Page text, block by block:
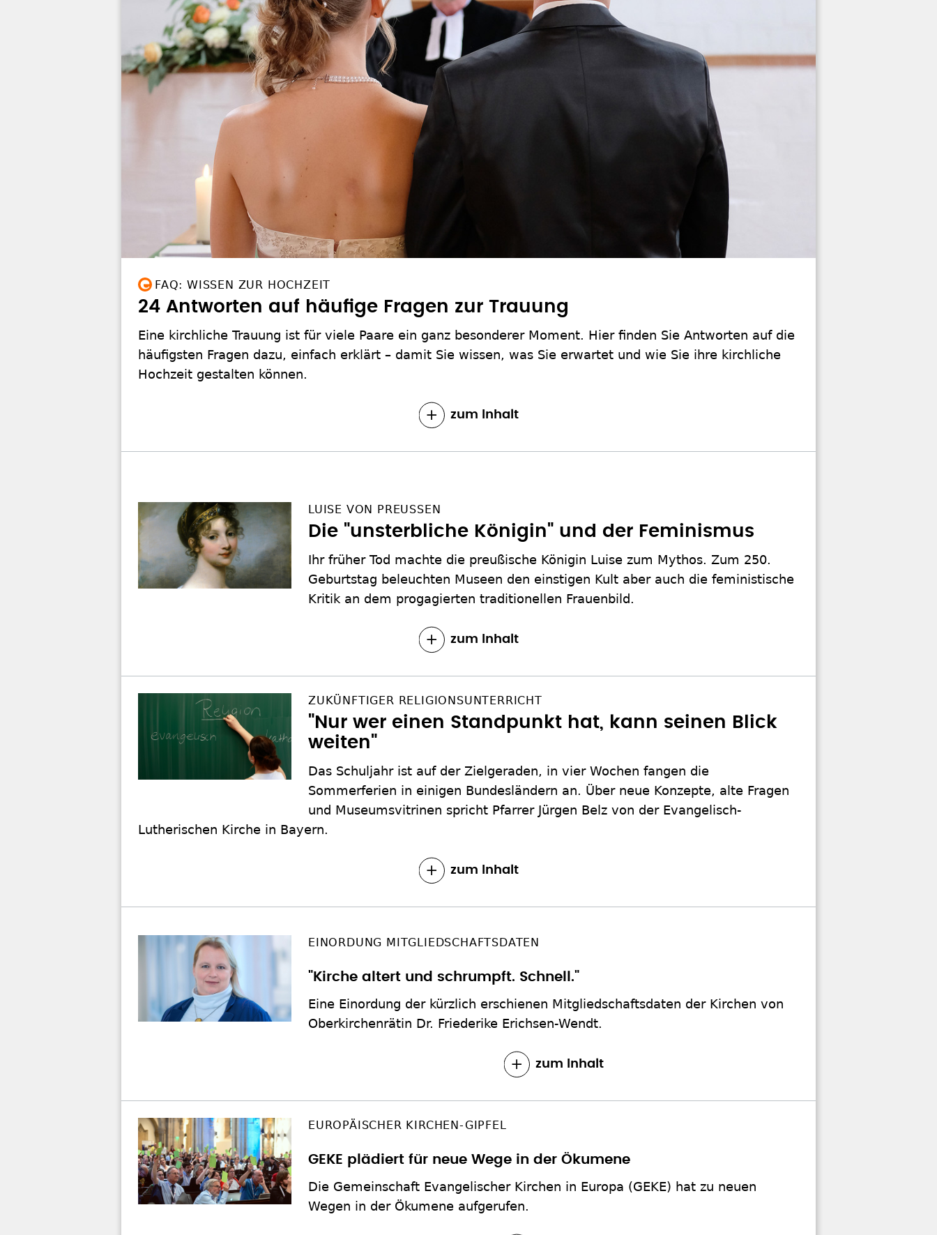
FAQ: WISSEN ZUR HOCHZEIT
24 Antworten auf häufige Fragen zur Trauung
Eine kirchliche Trauung ist für viele Paare ein ganz besonderer Moment. Hier finden Sie Antworten auf die
häufigsten Fragen dazu, einfach erklärt – damit Sie wissen, was Sie erwartet und wie Sie ihre kirchliche
Hochzeit gestalten können.
zum Inhalt
LUISE VON PREUSSEN
Die "unsterbliche Königin" und der Feminismus
Ihr früher Tod machte die preußische Königin Luise zum Mythos. Zum 250.
Geburtstag beleuchten Museen den einstigen Kult aber auch die feministische
Kritik an dem progagierten traditionellen Frauenbild.
zum Inhalt
ZUKÜNFTIGER RELIGIONSUNTERRICHT
"Nur wer einen Standpunkt hat, kann seinen Blick
weiten"
Das Schuljahr ist auf der Zielgeraden, in vier Wochen fangen die
Sommerferien in einigen Bundesländern an. Über neue Konzepte, alte Fragen
und Museumsvitrinen spricht Pfarrer Jürgen Belz von der Evangelisch-
Lutherischen Kirche in Bayern.
zum Inhalt
EINORDUNG MITGLIEDSCHAFTSDATEN
"Kirche altert und schrumpft. Schnell."
Eine Einordung der kürzlich erschienen Mitgliedschaftsdaten der Kirchen von
Oberkirchenrätin Dr. Friederike Erichsen-Wendt.
zum Inhalt
EUROPÄISCHER KIRCHEN-GIPFEL
GEKE plädiert für neue Wege in der Ökumene
Die Gemeinschaft Evangelischer Kirchen in Europa (GEKE) hat zu neuen
Wegen in der Ökumene aufgerufen.